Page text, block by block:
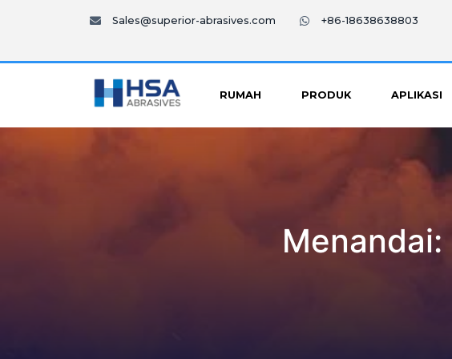
Sales@superior-abrasives.com +86-18638638803
RUMAH PRODUK APLIKASI
Menandai: